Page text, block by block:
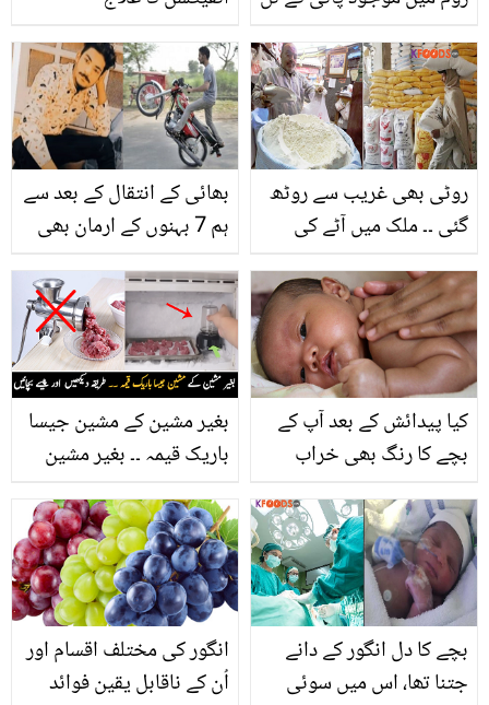
اسے بدلنے کی ضرورت نہیں
بتائے گئے طریقے سے کریں
اس کو دوبارہ نئے جیسا
بھائی کے انتقال کے بعد سے
ہم 7 بہنوں کے ارمان بھی
والے کیسے اکلوتے بیٹے کا
کھانے پر انتظار کرتے رہے
مگر وہ موت کے منہ میں
چلا گیا؟
روٹی بھی غریب سے روٹھ
گئی ۔۔ ملک میں آٹے کی
سطح پر پہنچ گئی
بغیر مشین کے مشین جیسا
باریک قیمہ ۔۔ بغیر مشین
بچائیں، طریقہ اس ویڈیو
میں دیکھیں
کیا پیدائش کے بعد آپ کے
بچے کا رنگ بھی خراب
رنگ صاف کرنے کا آسان اور
محفوظ طریقہ
انگور کی مختلف اقسام اور
اُن کے ناقابل یقین فوائد
بچے کا دل انگور کے دانے
جتنا تھا، اس میں سوئی